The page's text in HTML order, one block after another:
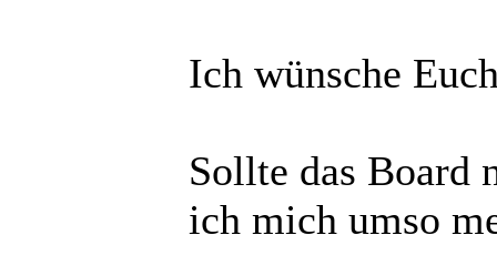
Ich wünsche
Sollte das Board
ich mich umso